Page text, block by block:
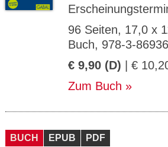
96 Seiten, 17,0 x
Buch, 978-3-
€ 9,90 (D) | €
Zum Buch
BUCH EPUB PDF